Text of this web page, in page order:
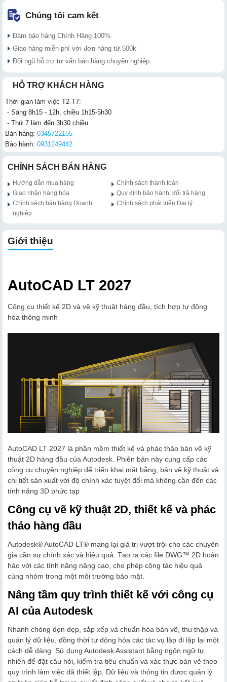
Chúng tôi cam kết
Đảm bảo hàng Chính Hãng 100%.
Giao hàng miễn phí với đơn hàng từ 500k
Đội ngũ hỗ trợ tư vấn bán hàng chuyên nghiệp.
HỖ TRỢ KHÁCH HÀNG
Thời gian làm việc T2-T7:
- Sáng 8h15 - 12h, chiều 1h15-5h30
- Thứ 7 làm đến 3h30 chiều
Bán hàng: 0345722155
Bảo hành: 0931249442
CHÍNH SÁCH BÁN HÀNG
Hướng dẫn mua hàng
Chính sách thanh toán
Giao nhận hàng hóa
Quy định bảo hành, đổi trả hàng
Chính sách bán hàng Doanh
nghiệp
Chính sách phát triển Đại lý
Giới thiệu
AutoCAD LT 2027
Công cụ thiết kế 2D và vẽ kỹ thuật hàng đầu, tích hợp tự động
hóa thông minh
AutoCAD LT 2027 là phần mềm thiết kế và phác thảo bản vẽ kỹ
thuật 2D hàng đầu của Autodesk. Phiên bản này cung cấp các
công cụ chuyên nghiệp để triển khai mặt bằng, bản vẽ kỹ thuật và
chi tiết sản xuất với độ chính xác tuyệt đối mà không cần đến các
tính năng 3D phức tạp
Công cụ vẽ kỹ thuật 2D, thiết kế và phác
thảo hàng đầu
Autodesk® AutoCAD LT® mang lại giá trị vượt trội cho các chuyên
gia cần sự chính xác và hiệu quả. Tạo ra các file DWG™ 2D hoàn
hảo với các tính năng nâng cao, cho phép cộng tác hiệu quả
cùng nhóm trong một môi trường bảo mật.
Nâng tầm quy trình thiết kế với công cụ
AI của Autodesk
Nhanh chóng dọn dẹp, sắp xếp và chuẩn hóa bản vẽ, thu thập và
quản lý dữ liệu, đồng thời tự động hóa các tác vụ lặp đi lặp lại một
cách dễ dàng. Sử dụng Autodesk Assistant bằng ngôn ngữ tự
nhiên để đặt câu hỏi, kiểm tra tiêu chuẩn và xác thực bản vẽ theo
quy trình làm việc đã thiết lập. Dữ liệu và thông tin được quản lý